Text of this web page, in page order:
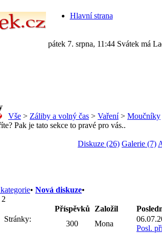
Hlavní strana
pátek 7. srpna, 11:44 Svátek má
Vše > Záliby a volný čas > Vaření> Moučníky
Pak je tato sekce to pravé pro vás..
Diskuze (26) Galerie (7)
• Nová diskuze•
Příspěvků Založil
Stránky:
300 Mona
Posl.